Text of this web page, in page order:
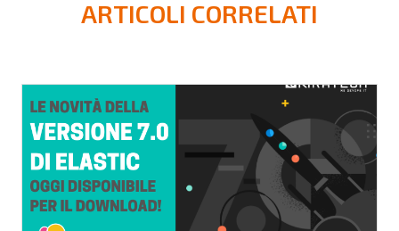
ARTICOLI CORRELATI